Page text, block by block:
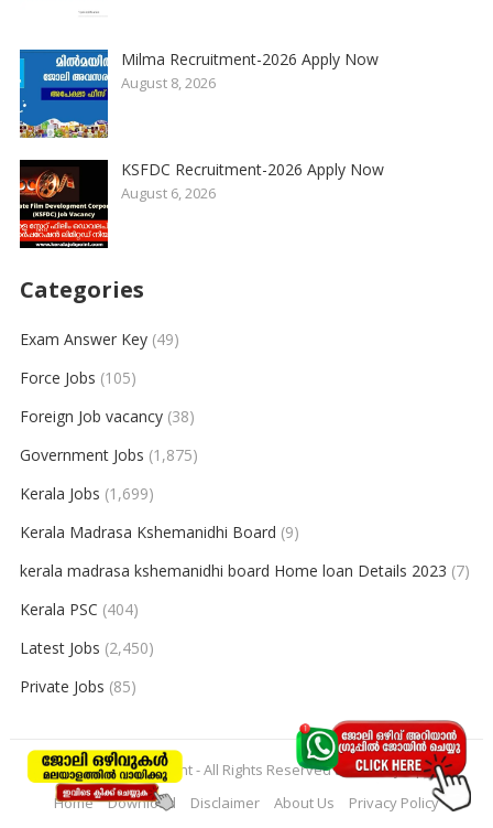
Milma Recruitment-2026 Apply Now
August 8, 2026
KSFDC Recruitment-2026 Apply Now
August 6, 2026
Categories
Exam Answer Key(49)
Force Jobs (105)
Foreign Job vacancy(38)
Government Jobs (1,875)
Kerala Jobs (1,699)
Kerala Madrasa Kshemanidhi Board (9)
kerala madrasa kshemanidhi board Home loan Details 2023 (7)
Kerala PSC (404)
Latest Jobs (2,450)
Private Jobs (85)
© 2026keralajobpoint- All Rights Reserved toKeralajobpoint
Home
Download Disclaimer About Us Privacy Policy